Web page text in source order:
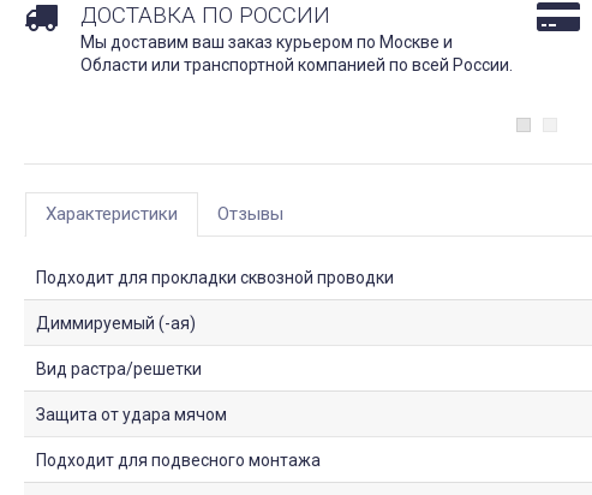
ДОСТАВКА ПО РОССИИ
Мы доставим ваш заказ курьером по Москве и
Области или транспортной компанией по всей России.
Характеристики Отзывы
Подходит для прокладки сквозной проводки
Диммируемый (-ая)
Вид растра/решетки
Защита от удара мячом
Подходит для подвесного монтажа